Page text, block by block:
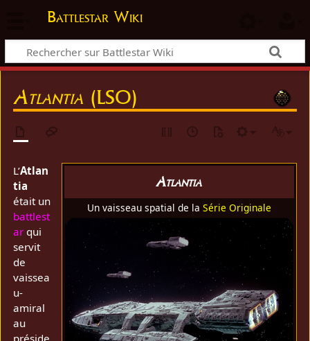
Battlestar Wiki
Atlantia (LSO)
Atlantia
Un vaisseau spatial de la Série Originale
L’Atlan
tia
était un
battlest
ar qui
servit
de
vaissea
u-
amiral
au